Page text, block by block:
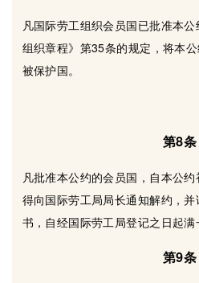
凡国际劳工组织会员国已批准本
组织章程》第35条的规定，将本
被保护国。
第8条
凡批准本公约的会员国，自本公
得向国际劳工局局长通知解约，
书，自经国际劳工局登记之日起满
第9条